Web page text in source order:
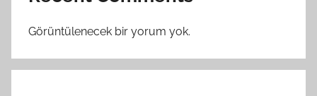
Görüntülenecek bir yorum yok.